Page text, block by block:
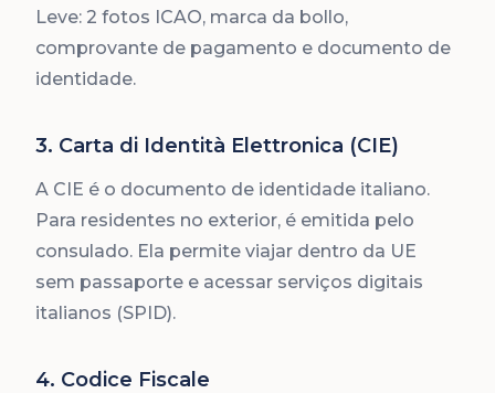
Leve: 2 fotos ICAO, marca da bollo,
comprovante de pagamento e documento de
identidade.
3. Carta di Identità Elettronica (CIE)
A CIE é o documento de identidade italiano.
Para residentes no exterior, é emitida pelo
consulado. Ela permite viajar dentro da UE
sem passaporte e acessar serviços digitais
italianos (SPID).
4. Codice Fiscale